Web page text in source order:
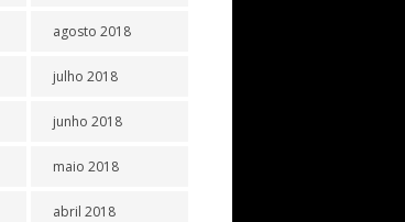
agosto 2018
julho 2018
junho 2018
maio 2018
abril 2018